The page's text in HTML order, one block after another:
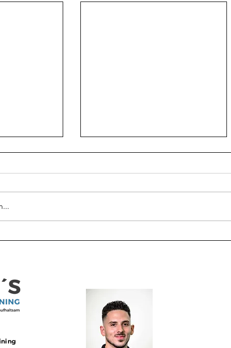
Abnehmen trotz Stress - Ein